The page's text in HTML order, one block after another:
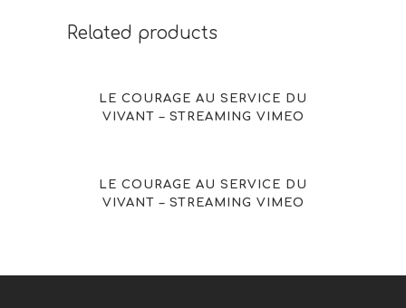
Related products
LE COURAGE AU SERVICE DU
VIVANT – STREAMING VIMEO
LE COURAGE AU SERVICE DU
VIVANT – STREAMING VIMEO